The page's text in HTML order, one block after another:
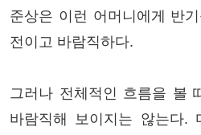
준상은 이런 어머니에게 반
전이고 바람직하다.
그러나 전체적인 흐름을 볼
바람직해 보이지는 않는다.